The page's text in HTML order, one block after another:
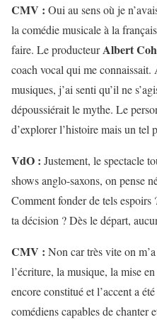
CMV : Oui au sens où je
la comédie musicale à la
faire. Le producteurAlbert
coach vocal qui me connaissait.
musiques, j’ai senti qu’il ne
dépoussiérait le mythe. Le
d’explorer l’histoire mais un tel
VdO : Justement, le spectacle
shows anglo-saxons, on pense
Comment fonder de tels espoirs
ta décision ? Dès le départ,
CMV : Non car très vite on
l’écriture, la musique, la mise
encore constitué et l’accent a
comédiens capables de chanter